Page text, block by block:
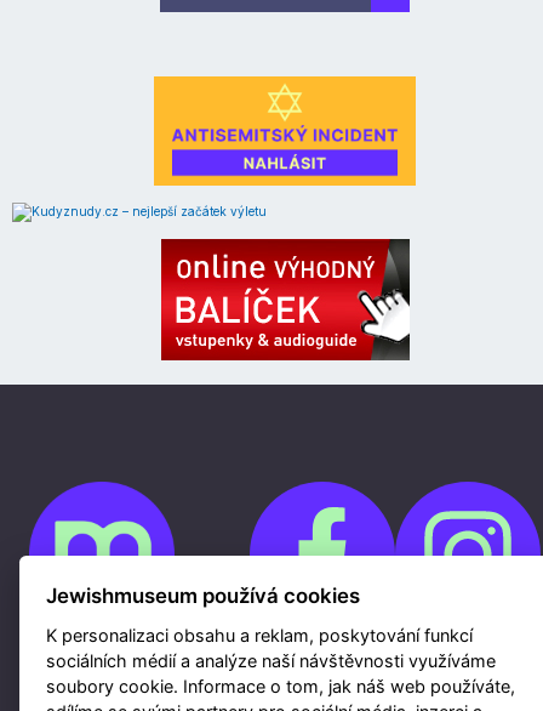
Cookies
Ochrana osobních údajů
Whistleblowing
Jewishmuseum používá cookies
K personalizaci obsahu a reklam, poskytování funkcí
sociálních médií a analýze naší návštěvnosti využíváme
soubory cookie. Informace o tom, jak náš web používáte,